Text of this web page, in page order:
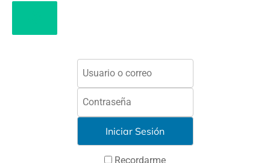
Recordarme